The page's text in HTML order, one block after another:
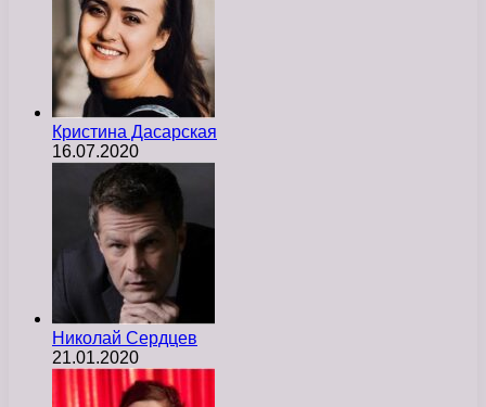
Кристина Дасарская
16.07.2020
Николай Сердцев
21.01.2020